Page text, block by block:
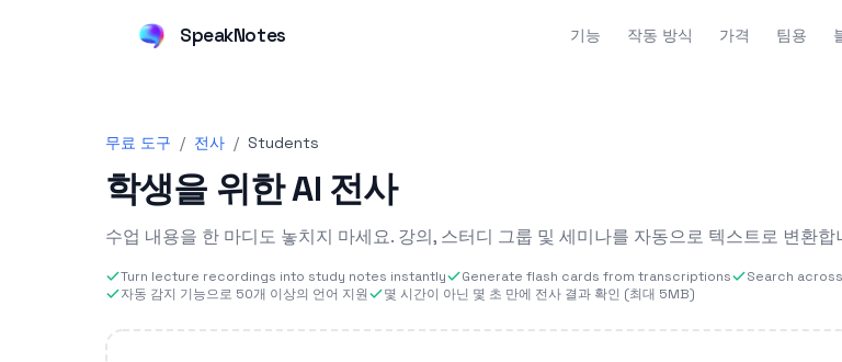
SpeakNotes 기능 작동 방식 가격 팀용
무료 도구 / 전사 / Students
학생을 위한 AI 전사
수업 내용을 한 마디도 놓치지 마세요. 강의, 스터디 그룹 및 세미나를 자동으로 텍스트로 변환
Turn lecture recordings into study notes instantly Generate flash cards from transcriptions Search
자동 감지 기능으로 50개 이상의 언어 지원
몇 시간이 아닌 몇 초 만에 전사 결과 확인 (최대 5MB)